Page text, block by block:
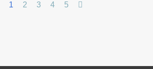
1 2 3 4 5